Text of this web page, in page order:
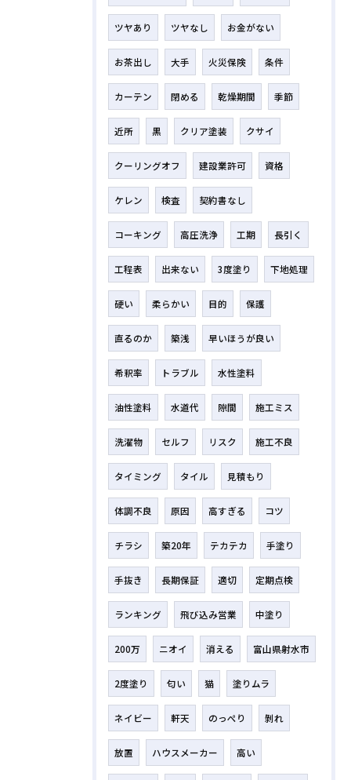
ツヤあり ツヤなし お金がない
お茶出し 大手 火災保険 条件
カーテン 閉める 乾燥期間 季節
近所 黒 クリア塗装 クサイ
クーリングオフ 建設業許可 資格
ケレン 検査 契約書なし
コーキング 高圧洗浄 工期 長引く
工程表 出来ない 3度塗り 下地処理
硬い 柔らかい 目的 保護
直るのか 築浅 早いほうが良い
希釈率 トラブル 水性塗料
油性塗料 水道代 隙間 施工ミス
洗濯物 セルフ リスク 施工不良
タイミング タイル 見積もり
体調不良 原因 高すぎる コツ
チラシ 築20年 テカテカ 手塗り
手抜き 長期保証 適切 定期点検
ランキング 飛び込み営業 中塗り
200万 ニオイ 消える 富山県射水市
2度塗り 匂い 猫 塗りムラ
ネイビー 軒天 のっぺり 剝れ
放置 ハウスメーカー 高い